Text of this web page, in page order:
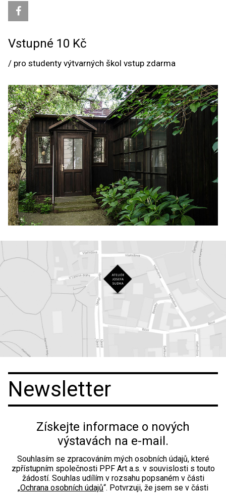
Vstupné 10 Kč
/ pro studenty výtvarných škol vstup zdarma
Newsletter
Získejte informace o nových
výstavách na e-mail.
Souhlasím se zpracováním mých osobních údajů, které
zpřístupním společnosti PPF Art a.s. v souvislosti s touto
žádostí. Souhlas udílím v rozsahu popsaném v části
„Ochrana osobních údajů“. Potvrzuji, že jsem se v části